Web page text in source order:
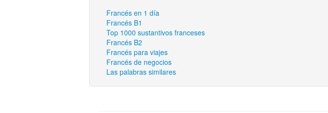
Francés en 1 día
Francés B1
Top 1000 sustantivos franceses
Francés B2
Francés para viajes
Francés de negocios
Las palabras similares